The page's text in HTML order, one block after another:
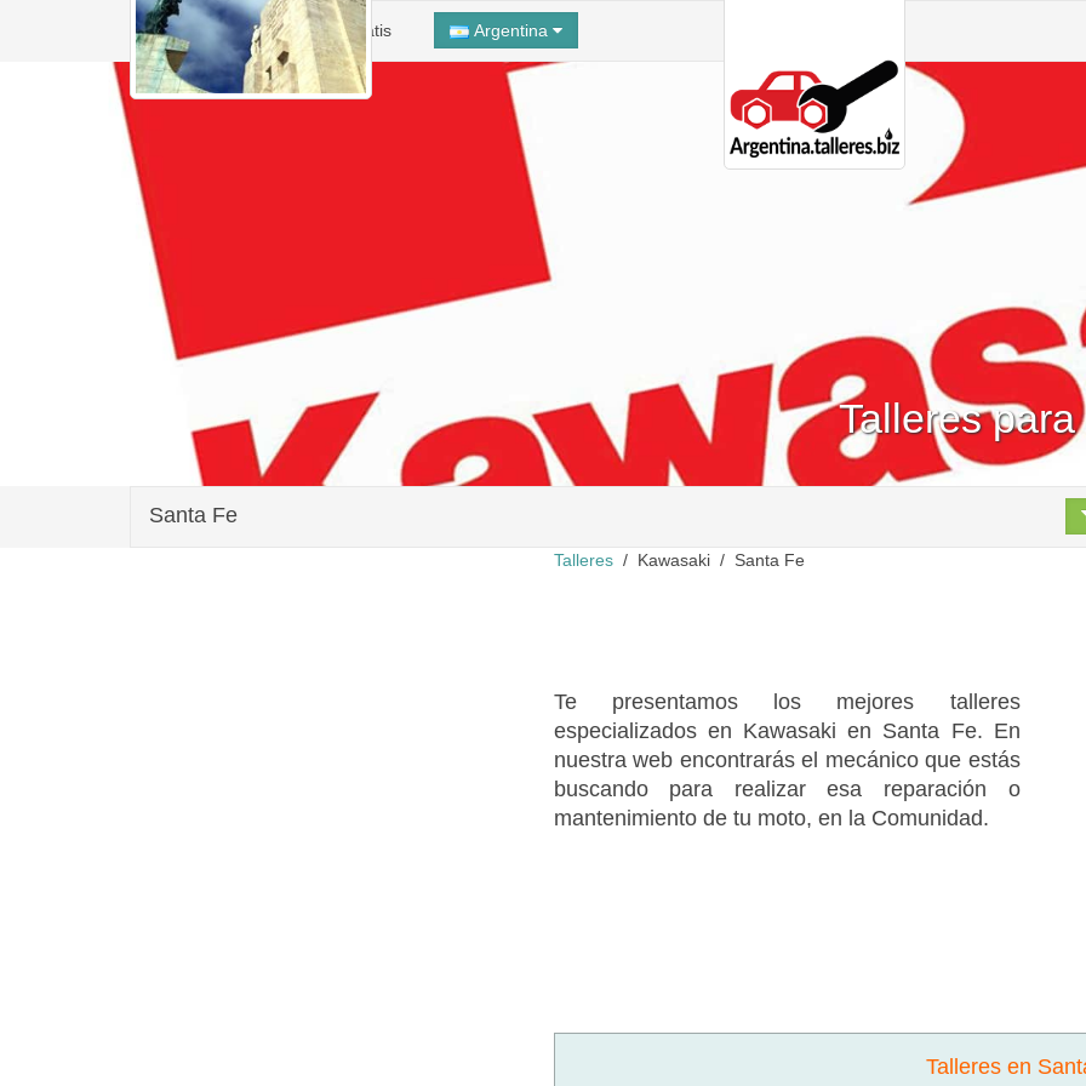
Inicio Alta Taller Gratis Argentina
Talleres
Santa Fe
Talleres Kawasaki Santa Fe
Te presentamos los mejores talleres
especializados en Kawasaki en Santa Fe. En
nuestra web encontrarás el mecánico que estás
buscando para realizar esa reparación o
mantenimiento de tu moto, en la Comunidad.
Talleres en